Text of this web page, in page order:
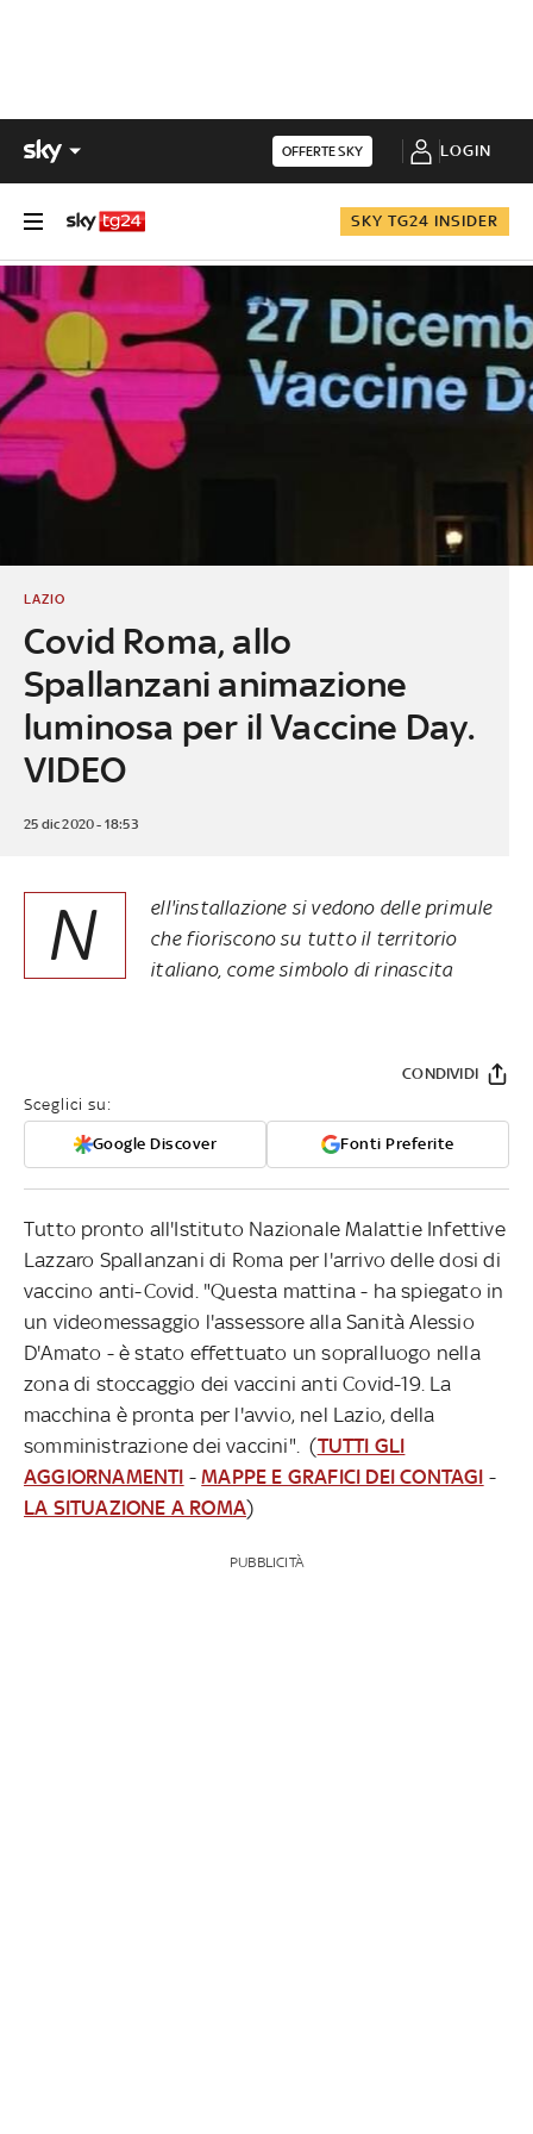
OFFERTE SKY LOGIN
SKY TG24 INSIDER
Covid Roma, allo
Spallanzani animazione
luminosa per il Vaccine Day.
VIDEO
LAZIO
25 dic 2020 - 18:53
N
ell'installazione si vedono delle primule
che fioriscono su tutto il territorio
italiano, come simbolo di rinascita
Sceglici su:
Google Discover Fonti Preferite
CONDIVIDI
Tutto pronto all'Istituto Nazionale Malattie Infettive
Lazzaro Spallanzani di Roma per l'arrivo delle dosi di
vaccino anti-Covid. "Questa mattina - ha spiegato in
un videomessaggio l'assessore alla Sanità Alessio
D'Amato - è stato effettuato un sopralluogo nella
zona di stoccaggio dei vaccini anti Covid-19. La
macchina è pronta per l'avvio, nel Lazio, della
somministrazione dei vaccini". (TUTTI GLI
AGGIORNAMENTI -MAPPE E GRAFICI DEI CONTAGI -
LA SITUAZIONE A ROMA)
PUBBLICITÀ